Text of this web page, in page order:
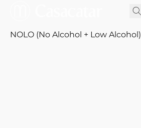
NOLO (No Alcohol + Low Alcohol)